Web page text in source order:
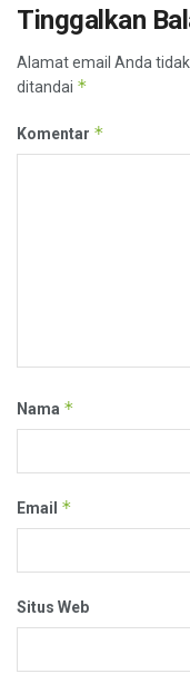
Tinggalkan
Alamat email Anda
ditandai *
Komentar *
Nama *
Email *
Situs Web